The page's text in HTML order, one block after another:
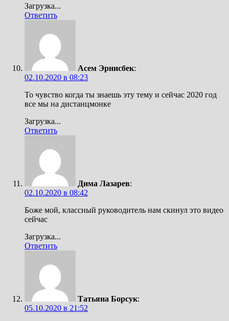
Загрузка...
Ответить
Асем Эрнисбек:
02.10.2020 в 08:23
То чувство когда ты знаешь эту тему и сейчас 2020 год
все мы на дистанцмонке
Загрузка...
Ответить
Дима Лазарев:
02.10.2020 в 08:42
Боже мой, классный руководитель нам скинул это видео
сейчас
Загрузка...
Ответить
Татьяна Борсук:
05.10.2020 в 21:52